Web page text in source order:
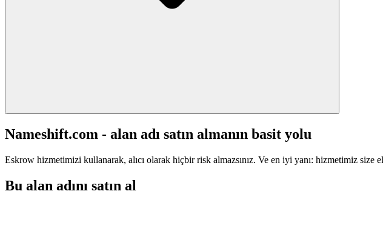
Nameshift.com - alan adı satın almanın basit yolu
Eskrow hizmetimizi kullanarak, alıcı olarak hiçbir risk almazsınız. Ve en iyi yanı: hizmetimiz size
Bu alan adını satın al